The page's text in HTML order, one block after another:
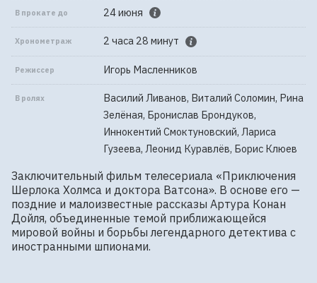
В прокате до 24 июня
Хронометраж 2 часа 28 минут
Режиссер Игорь Масленников
В ролях
Василий Ливанов, Виталий Соломин, Рина
Зелёная, Бронислав Брондуков,
Иннокентий Смоктуновский, Лариса
Гузеева, Леонид Куравлёв, Борис Клюев
Заключительный фильм телесериала «Приключения
Шерлока Холмса и доктора Ватсона». В основе его —
поздние и малоизвестные рассказы Артура Конан
Дойля, объединенные темой приближающейся
мировой войны и борьбы легендарного детектива с
иностранными шпионами.